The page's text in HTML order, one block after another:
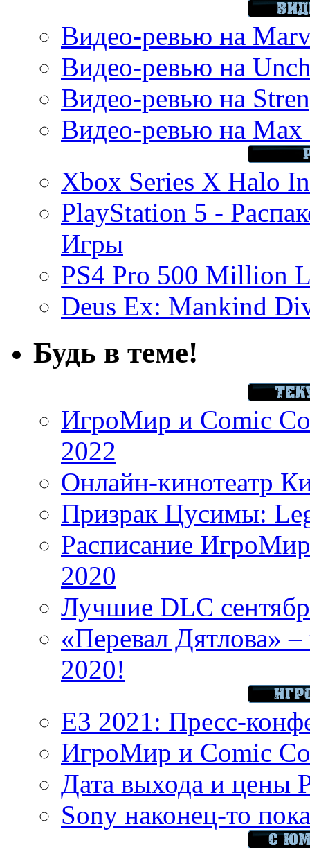
Видео-ревью на
Видео-ревью на
Видео-ревью на
Видео-ревью на Max
Xbox Series X Halo
PlayStation 5 -
Игры
PS4 Pro 500 Million
Deus Ex: Mankind
Будь в теме!
ИгроМир и Comic
2022
Онлайн-кинотеатр
Призрак Цусимы:
Расписание
2020
Лучшие DLC
«Перевал Дятлова»
2020!
E3 2021: Пресс-
ИгроМир и Comic
Дата выхода и цены
Sony наконец-то